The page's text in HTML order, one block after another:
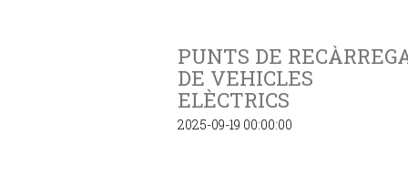
PUNTS DE
DE VEHICLES
ELÈCTRICS
2025-09-19 00:00:00